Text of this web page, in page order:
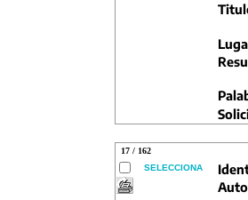
17 / 162
SELECCIONA